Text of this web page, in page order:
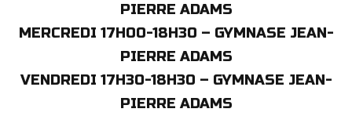
PIERRE ADAMS
MERCREDI 17H00-18H30 – GYMNASE JEAN-
PIERRE ADAMS
VENDREDI 17H30-18H30 – GYMNASE JEAN-
PIERRE ADAMS